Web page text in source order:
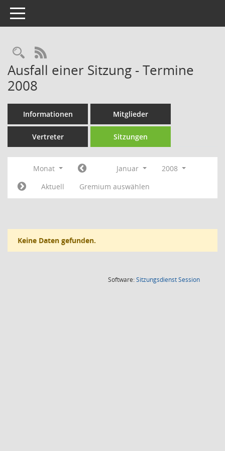
Toggle navigation
Rechercheauswahl
RSS-Feed
Ausfall einer Sitzung - Termine
2008
Informationen Mitglieder
Vertreter Sitzungen
Monat Januar
2008
Aktuell
Gremium auswählen
Keine Daten gefunden.
Software:SitzungsdienstSession(Wird in